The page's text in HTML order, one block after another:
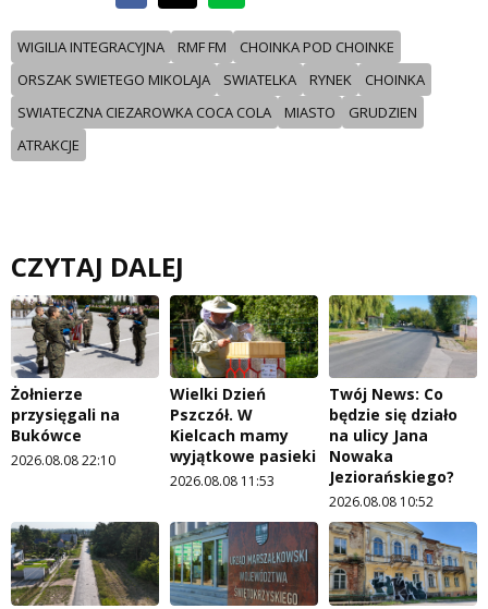
WIGILIA INTEGRACYJNA RMF FM
CHOINKA POD CHOINKE
ORSZAK SWIETEGO MIKOLAJA
SWIATELKA RYNEK
CHOINKA
SWIATECZNA CIEZAROWKA COCA COLA
MIASTO
GRUDZIEN
ATRAKCJE
CZYTAJ DALEJ
Żołnierze
przysięgali na
Bukówce
2026.08.08 22:10
Wielki Dzień
Pszczół. W
Kielcach mamy
wyjątkowe pasieki
2026.08.08 11:53
Twój News: Co
będzie się działo
na ulicy Jana
Nowaka
Jeziorańskiego?
2026.08.08 10:52